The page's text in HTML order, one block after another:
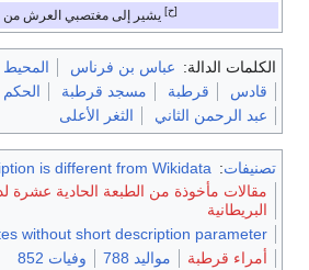
[ح] يشير إلى مغتصبي العرش من
الكلمات الدالة: عباس بن فرناس
قادس
قرطبة مسجد قرطبة
عبد الرحمن الثاني
الثغر الأعلى
تصنيفات:
is different from Wikidata
مقالات مأخوذة من الطبعة الحادية عشرة
البريطانية
without short description parameter
أمراء قرطبة
مواليد 788
وفيات 852